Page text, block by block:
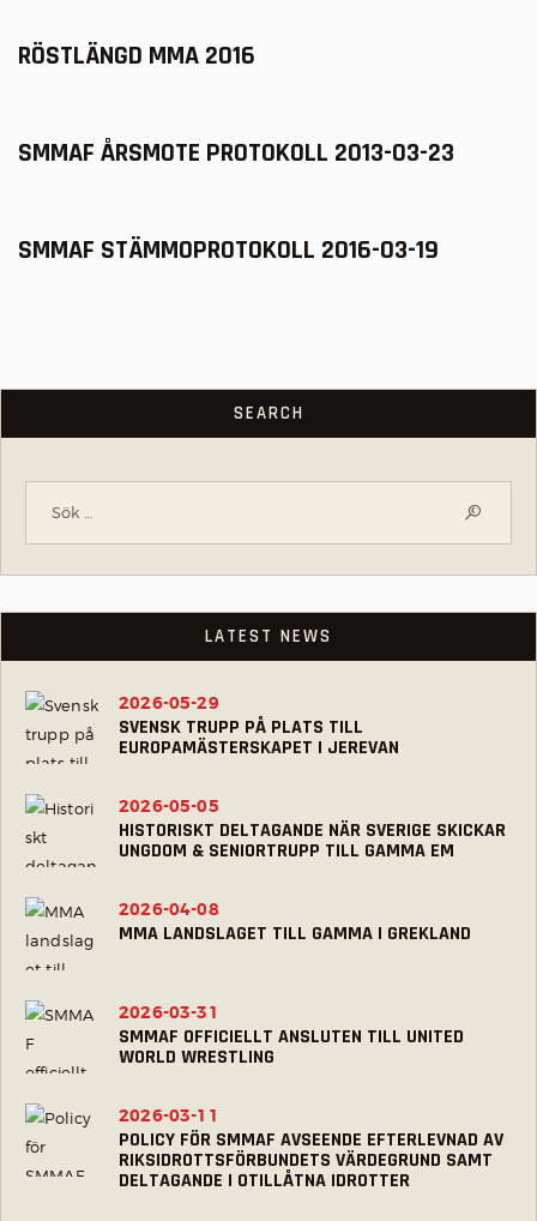
RÖSTLÄNGD MMA 2016
SMMAF ÅRSMOTE PROTOKOLL 2013-03-23
SMMAF STÄMMOPROTOKOLL 2016-03-19
SEARCH
LATEST NEWS
SVENSK TRUPP PÅ PLATS TILL
EUROPAMÄSTERSKAPET I JEREVAN
2026-05-29
HISTORISKT DELTAGANDE NÄR SVERIGE SKICKAR
UNGDOM & SENIORTRUPP TILL GAMMA EM
2026-05-05
MMA LANDSLAGET TILL GAMMA I GREKLAND
2026-04-08
SMMAF OFFICIELLT ANSLUTEN TILL UNITED
WORLD WRESTLING
2026-03-31
POLICY FÖR SMMAF AVSEENDE EFTERLEVNAD AV
RIKSIDROTTSFÖRBUNDETS VÄRDEGRUND SAMT
DELTAGANDE I OTILLÅTNA IDROTTER
2026-03-11